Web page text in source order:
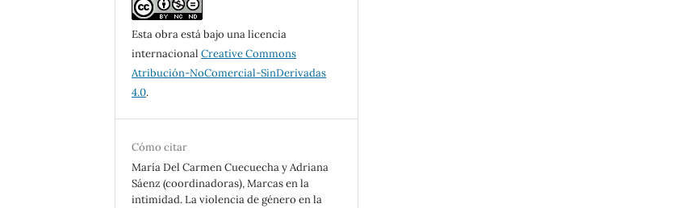
Esta obra está bajo una licencia
internacionalCreative Commons
Atribución-NoComercial-SinDerivadas
4.0.
Cómo citar
María Del Carmen Cuecuecha y Adriana
Sáenz (coordinadoras), Marcas en la
intimidad. La violencia de género en la